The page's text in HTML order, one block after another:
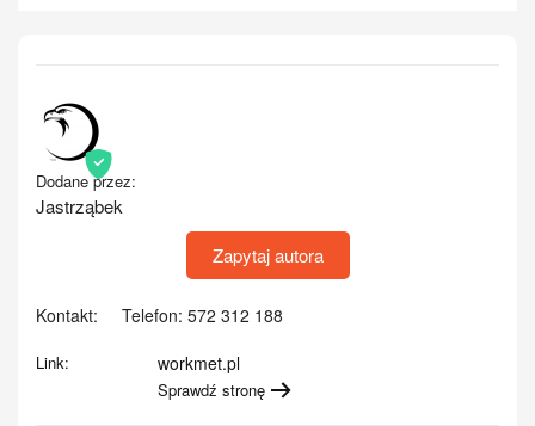
Dodane przez:
Jastrząbek
Zapytaj autora
Kontakt: Telefon: 572 312 188
Link: workmet.pl
Sprawdź stronę